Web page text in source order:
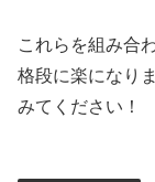
これらを組み合
格段に楽になり
みてください！